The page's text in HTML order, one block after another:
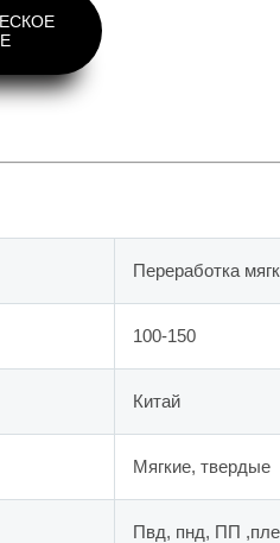
Переработка
100-150
Китай
Мягкие, твердые
Пвд, пнд, ПП